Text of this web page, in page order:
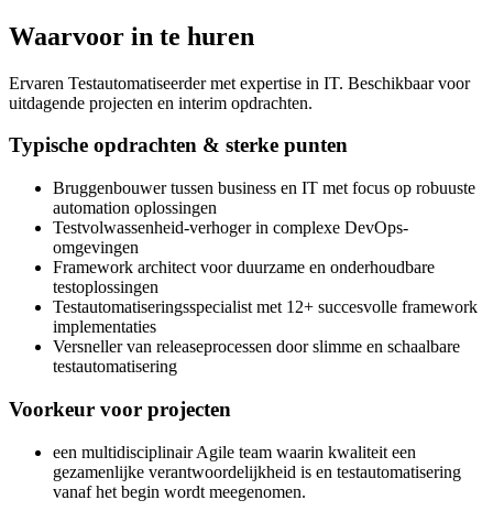
Waarvoor in te huren
Ervaren Testautomatiseerder met expertise in IT. Beschikbaar voor
uitdagende projecten en interim opdrachten.
Typische opdrachten & sterke punten
Bruggenbouwer tussen business en IT met focus op robuuste
automation oplossingen
Testvolwassenheid-verhoger in complexe DevOps-
omgevingen
Framework architect voor duurzame en onderhoudbare
testoplossingen
Testautomatiseringsspecialist met 12+ succesvolle framework
implementaties
Versneller van releaseprocessen door slimme en schaalbare
testautomatisering
Voorkeur voor projecten
een multidisciplinair Agile team waarin kwaliteit een
gezamenlijke verantwoordelijkheid is en testautomatisering
vanaf het begin wordt meegenomen.